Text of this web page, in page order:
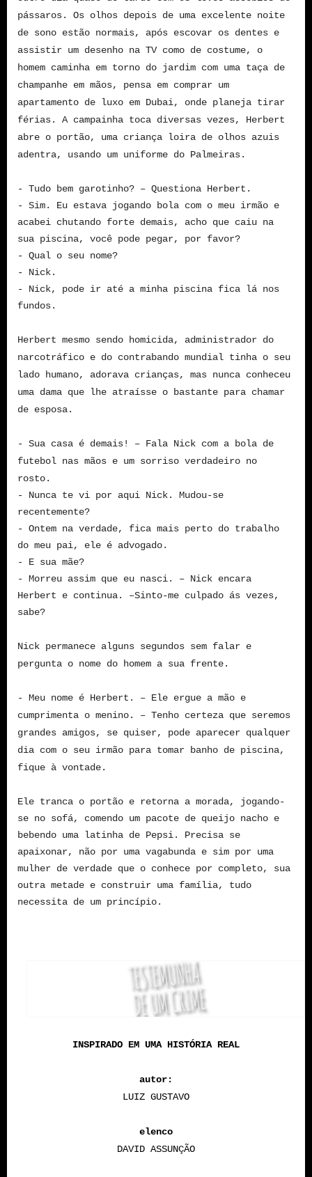
pássaros. Os olhos depois de uma excelente noite
de sono estão normais, após escovar os dentes e
assistir um desenho na TV como de costume, o
homem caminha em torno do jardim com uma taça de
champanhe em mãos, pensa em comprar um
apartamento de luxo em Dubai, onde planeja tirar
férias. A campainha toca diversas vezes, Herbert
abre o portão, uma criança loira de olhos azuis
adentra, usando um uniforme do Palmeiras.
- Tudo bem garotinho? – Questiona Herbert.
- Sim. Eu estava jogando bola com o meu irmão e
acabei chutando forte demais, acho que caiu na
sua piscina, você pode pegar, por favor?
- Qual o seu nome?
- Nick.
- Nick, pode ir até a minha piscina fica lá nos
fundos.
Herbert mesmo sendo homicida, administrador do
narcotráfico e do contrabando mundial tinha o seu
lado humano, adorava crianças, mas nunca conheceu
uma dama que lhe atraísse o bastante para chamar
de esposa.
- Sua casa é demais! – Fala Nick com a bola de
futebol nas mãos e um sorriso verdadeiro no
rosto.
- Nunca te vi por aqui Nick. Mudou-se
recentemente?
- Ontem na verdade, fica mais perto do trabalho
do meu pai, ele é advogado.
- E sua mãe?
- Morreu assim que eu nasci. – Nick encara
Herbert e continua. –Sinto-me culpado ás vezes,
sabe?
Nick permanece alguns segundos sem falar e
pergunta o nome do homem a sua frente.
- Meu nome é Herbert. – Ele ergue a mão e
cumprimenta o menino. – Tenho certeza que seremos
grandes amigos, se quiser, pode aparecer qualquer
dia com o seu irmão para tomar banho de piscina,
fique à vontade.
Ele tranca o portão e retorna a morada, jogando-
se no sofá, comendo um pacote de queijo nacho e
bebendo uma latinha de Pepsi. Precisa se
apaixonar, não por uma vagabunda e sim por uma
mulher de verdade que o conhece por completo, sua
outra metade e construir uma família, tudo
necessita de um princípio.
INSPIRADO EM UMA HISTÓRIA REAL
autor:
LUIZ GUSTAVO
elenco
DAVID ASSUNÇÃO